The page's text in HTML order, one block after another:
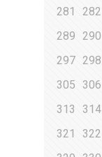
281
282
289
290
297 298
305
306
313
314
321
322